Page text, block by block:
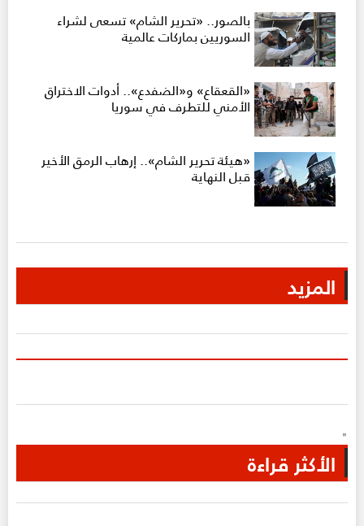
بالصور.. «تحرير الشام» تسعى لشراء
السوريين بماركات عالمية
«القعقاع» و«الضفدع».. أدوات الاختراق
الأمني للتطرف في سوريا
«هيئة تحرير الشام».. إرهاب الرمق الأخير
قبل النهاية
المزيد
"
الأكثر قراءة